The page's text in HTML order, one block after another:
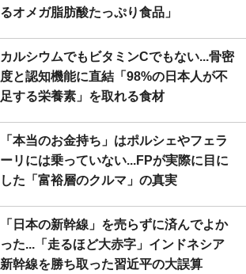
るオメガ脂肪酸たっぷり食品」
カルシウムでもビタミンCでもない...骨密
度と認知機能に直結「98%の日本人が不
足する栄養素」を取れる食材
「本当のお金持ち」はポルシェやフェラ
ーリには乗っていない...FPが実際に目に
した「富裕層のクルマ」の真実
「日本の新幹線」を売らずに済んでよか
った...「走るほど大赤字」インドネシア
新幹線を勝ち取った習近平の大誤算